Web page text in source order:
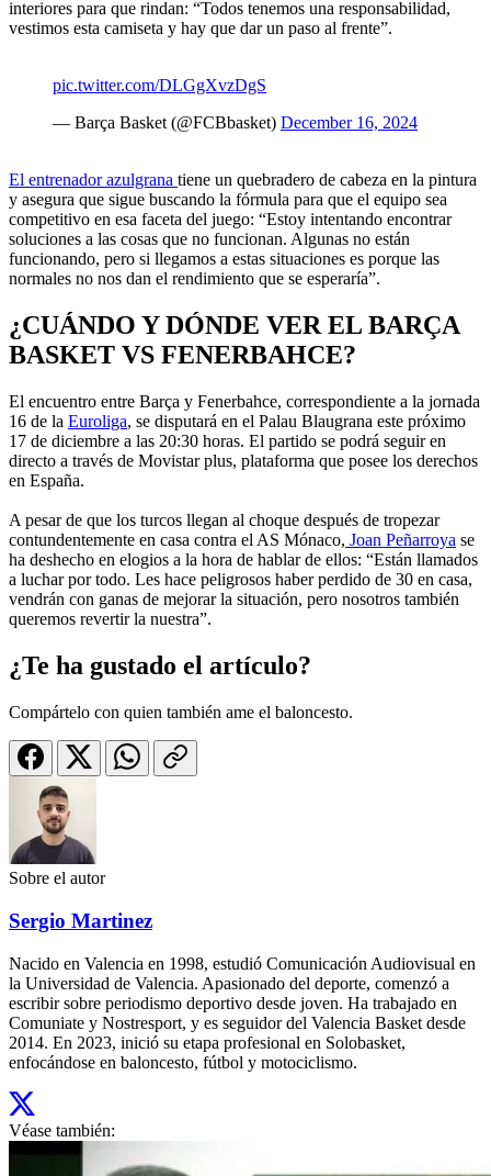
interiores para que rindan: “Todos tenemos una responsabilidad,
vestimos esta camiseta y hay que dar un paso al frente”.
pic.twitter.com/DLGgXvzDgS
— Barça Basket (@FCBbasket) December 16, 2024
El entrenador azulgrana tiene un quebradero de cabeza en la pintura
y asegura que sigue buscando la fórmula para que el equipo sea
competitivo en esa faceta del juego: “Estoy intentando encontrar
soluciones a las cosas que no funcionan. Algunas no están
funcionando, pero si llegamos a estas situaciones es porque las
normales no nos dan el rendimiento que se esperaría”.
¿CUÁNDO Y DÓNDE VER EL BARÇA
BASKET VS FENERBAHCE?
El encuentro entre Barça y Fenerbahce, correspondiente a la jornada
16 de la Euroliga, se disputará en el Palau Blaugrana este próximo
17 de diciembre a las 20:30 horas. El partido se podrá seguir en
directo a través de Movistar plus, plataforma que posee los derechos
en España.
A pesar de que los turcos llegan al choque después de tropezar
contundentemente en casa contra el AS Mónaco, Joan Peñarroya se
ha deshecho en elogios a la hora de hablar de ellos: “Están llamados
a luchar por todo. Les hace peligrosos haber perdido de 30 en casa,
vendrán con ganas de mejorar la situación, pero nosotros también
queremos revertir la nuestra”.
¿Te ha gustado el artículo?
Compártelo con quien también ame el baloncesto.
Sobre el autor
Sergio Martinez
Nacido en Valencia en 1998, estudió Comunicación Audiovisual en
la Universidad de Valencia. Apasionado del deporte, comenzó a
escribir sobre periodismo deportivo desde joven. Ha trabajado en
Comuniate y Nostresport, y es seguidor del Valencia Basket desde
2014. En 2023, inició su etapa profesional en Solobasket,
enfocándose en baloncesto, fútbol y motociclismo.
Véase también: